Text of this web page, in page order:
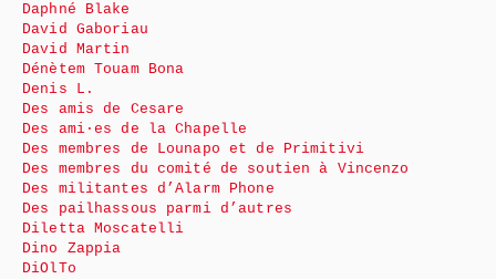
Daphné Blake
David Gaboriau
David Martin
Dénètem Touam Bona
Denis L.
Des amis de Cesare
Des ami·es de la Chapelle
Des membres de Lounapo et de Primitivi
Des membres du comité de soutien à Vincenzo
Des militantes d’Alarm Phone
Des pailhassous parmi d’autres
Diletta Moscatelli
Dino Zappia
DiOlTo